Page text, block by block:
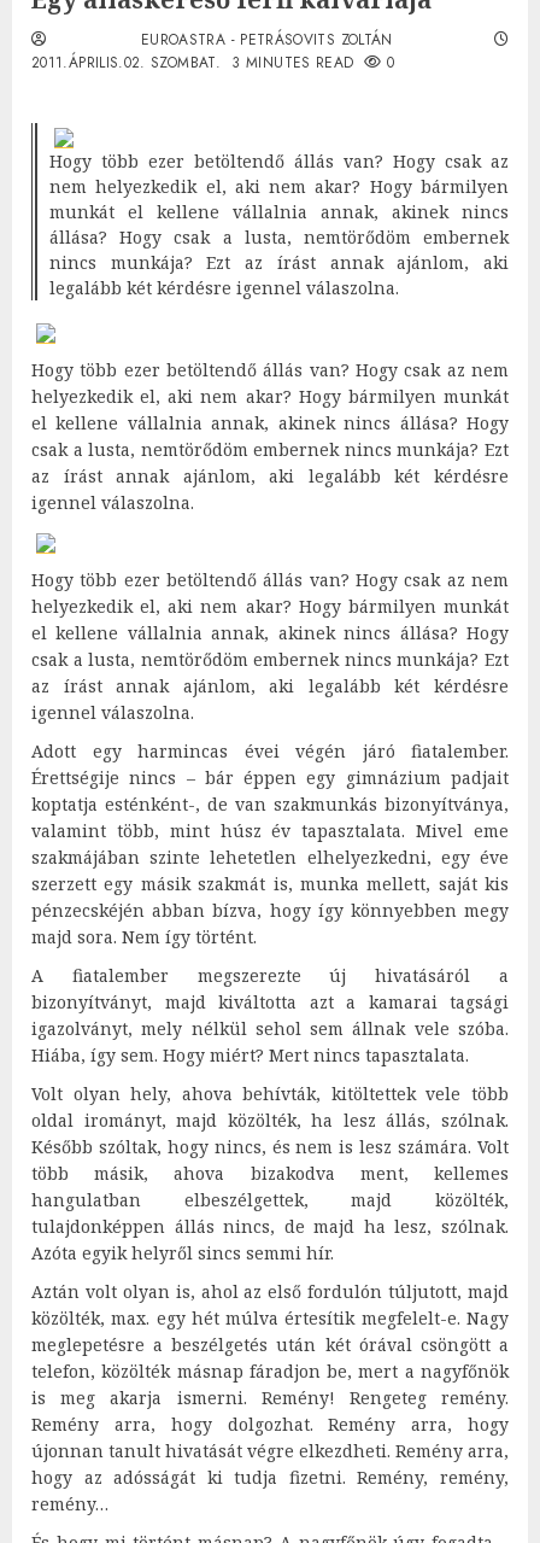
EUROASTRA - PETRÁSOVITS ZOLTÁN
2011.ÁPRILIS.02. SZOMBAT.
3 MINUTES READ 0
Hogy több ezer betöltendő állás van? Hogy csak az
nem helyezkedik el, aki nem akar? Hogy bármilyen
munkát el kellene vállalnia annak, akinek nincs
állása? Hogy csak a lusta, nemtörődöm embernek
nincs munkája? Ezt az írást annak ajánlom, aki
legalább két kérdésre igennel válaszolna.
Hogy több ezer betöltendő állás van? Hogy csak az nem
helyezkedik el, aki nem akar? Hogy bármilyen munkát
el kellene vállalnia annak, akinek nincs állása? Hogy
csak a lusta, nemtörődöm embernek nincs munkája? Ezt
az írást annak ajánlom, aki legalább két kérdésre
igennel válaszolna.
Hogy több ezer betöltendő állás van? Hogy csak az nem
helyezkedik el, aki nem akar? Hogy bármilyen munkát
el kellene vállalnia annak, akinek nincs állása? Hogy
csak a lusta, nemtörődöm embernek nincs munkája? Ezt
az írást annak ajánlom, aki legalább két kérdésre
igennel válaszolna.
Adott egy harmincas évei végén járó fiatalember.
Érettségije nincs – bár éppen egy gimnázium padjait
koptatja esténként-, de van szakmunkás bizonyítványa,
valamint több, mint húsz év tapasztalata. Mivel eme
szakmájában szinte lehetetlen elhelyezkedni, egy éve
szerzett egy másik szakmát is, munka mellett, saját kis
pénzecskéjén abban bízva, hogy így könnyebben megy
majd sora. Nem így történt.
A fiatalember megszerezte új hivatásáról a
bizonyítványt, majd kiváltotta azt a kamarai tagsági
igazolványt, mely nélkül sehol sem állnak vele szóba.
Hiába, így sem. Hogy miért? Mert nincs tapasztalata.
Volt olyan hely, ahova behívták, kitöltettek vele több
oldal irományt, majd közölték, ha lesz állás, szólnak.
Később szóltak, hogy nincs, és nem is lesz számára. Volt
több másik, ahova bizakodva ment, kellemes
hangulatban elbeszélgettek, majd közölték,
tulajdonképpen állás nincs, de majd ha lesz, szólnak.
Azóta egyik helyről sincs semmi hír.
Aztán volt olyan is, ahol az első fordulón túljutott, majd
közölték, max. egy hét múlva értesítik megfelelt-e. Nagy
meglepetésre a beszélgetés után két órával csöngött a
telefon, közölték másnap fáradjon be, mert a nagyfőnök
is meg akarja ismerni. Remény! Rengeteg remény.
Remény arra, hogy dolgozhat. Remény arra, hogy
újonnan tanult hivatását végre elkezdheti. Remény arra,
hogy az adósságát ki tudja fizetni. Remény, remény,
remény…